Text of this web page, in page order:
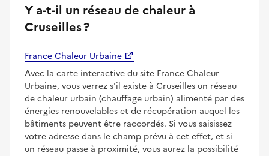
Y a-t-il un réseau de chaleur à
Cruseilles ?
France Chaleur Urbaine
Avec la carte interactive du site France Chaleur
Urbaine, vous verrez s'il existe à Cruseilles un réseau
de chaleur urbain (chauffage urbain) alimenté par des
énergies renouvelables et de récupération auquel les
bâtiments peuvent être raccordés. Si vous saisissez
votre adresse dans le champ prévu à cet effet, et si
un réseau passe à proximité, vous aurez la possibilité